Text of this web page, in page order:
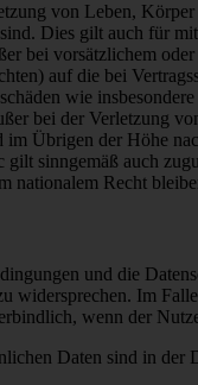
von Leben,
Dies gilt auch für
bei vorsätzlichem
auf die bei
wie
bei der Verletzung
im Übrigen der Höhe
sinngemäß auch
nationalem Recht
und die
widersprechen. Im
wenn der
Daten sind in der